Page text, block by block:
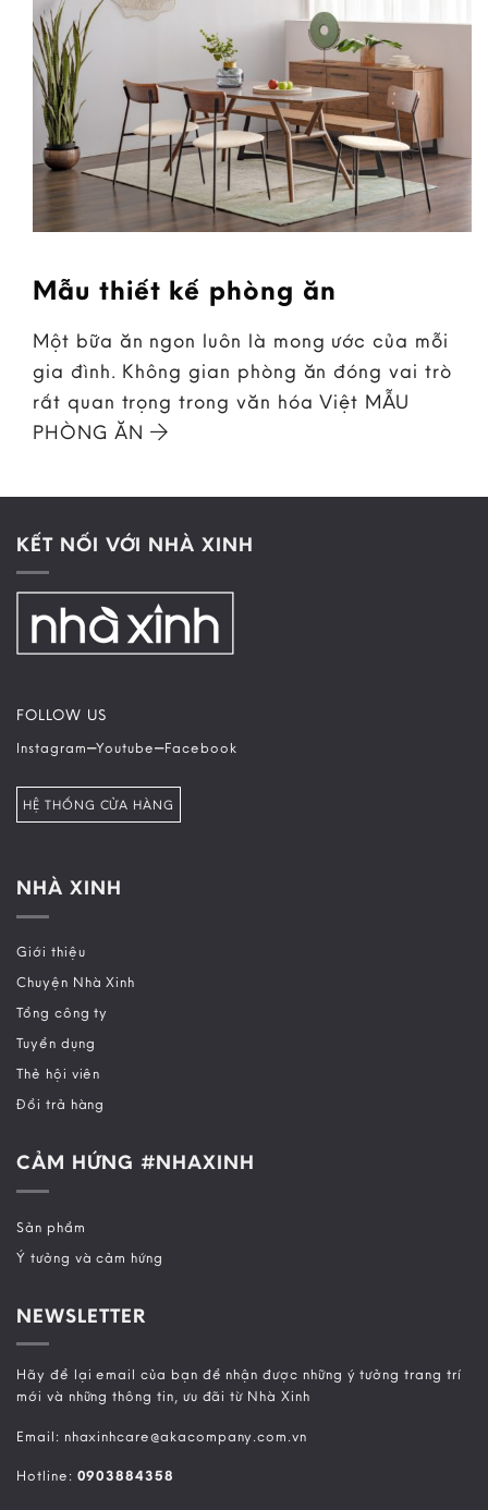
Mẫu thiết kế phòng ăn
Một bữa ăn ngon luôn là mong ước của mỗi
gia đình. Không gian phòng ăn đóng vai trò
rất quan trọng trong văn hóa Việt MẪU
PHÒNG ĂN
KẾT NỐI VỚI NHÀ XINH
FOLLOW US
Instagram–Youtube–Facebook
HỆ THỐNG CỬA HÀNG
NHÀ XINH
Giới thiệu
Chuyện Nhà Xinh
Tổng công ty
Tuyển dụng
Thẻ hội viên
Đổi trả hàng
CẢM HỨNG #NHAXINH
Sản phẩm
Ý tưởng và cảm hứng
NEWSLETTER
Hãy để lại email của bạn để nhận được những ý tưởng trang trí
mới và những thông tin, ưu đãi từ Nhà Xinh
Email: nhaxinhcare@akacompany.com.vn
Hotline: 0903884358